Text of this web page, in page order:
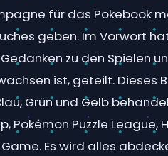
für das Pokebook
geben. Im Vorwort
zu den Spielen
ist, geteilt. Dieses
Grün und Gelb
Pokémon Puzzle League,
Es wird alles